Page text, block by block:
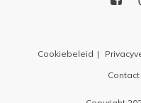
Cookiebeleid